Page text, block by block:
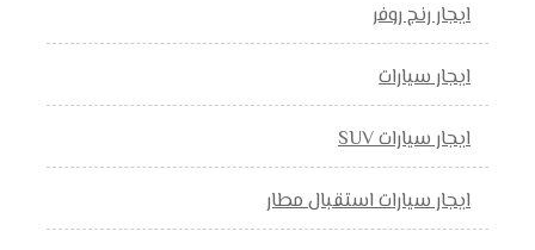
ايجار رنج روفر
ايجار سيارات
ايجار سيارات SUV
ايجار سيارات استقبال مطار